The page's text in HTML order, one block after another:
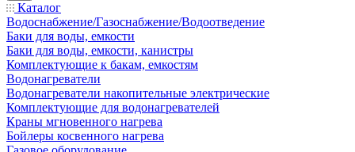
Каталог
Водоснабжение/Газоснабжение/Водоотведение
Баки для воды, емкости
Баки для воды, емкости, канистры
Комплектующие к бакам, емкостям
Водонагреватели
Водонагреватели накопительные электрические
Комплектующие для водонагревателей
Краны мгновенного нагрева
Бойлеры косвенного нагрева